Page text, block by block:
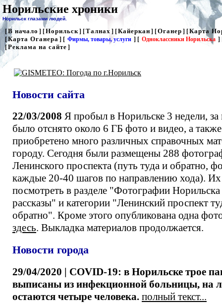
Норильские хроники
Норильск глазами людей.
[В начало ] [Норильск] [Талнах ] [Кайеркан ] [Оганер ] [Карта
[Карта Оганера ] [ Фирмы, товары, услуги ] [ Одноклассники Норильска ]
[Реклама на сайте ]
Новости сайта
22/03/2008 Я пробыл в Норильске 3 недели, за
было отснято около 6 ГБ фото и видео, а также
приобретено много различных справочных
городу. Сегодня были размещены 288
Ленинского проспекта (путь туда и обратно,
каждые 20-40 шагов по направлению хода).
посмотреть в разделе "Фотографии
рассказы" и категории "Ленинский проспект
обратно". Кроме этого опубликована одна
здесь. Выкладка материалов продолжается.
Новости города
29/04/2020 | COVID-19: в Норильске трое
выписаны из инфекционной больницы, на
остаются четыре человека. полный текст...